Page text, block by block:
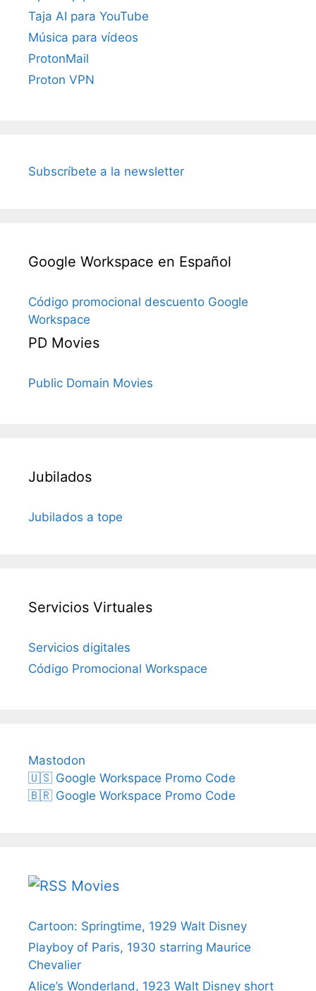
Taja AI para YouTube
Música para vídeos
ProtonMail
Proton VPN
Subscríbete a la newsletter
Google Workspace en Español
Código promocional descuento Google
Workspace
PD Movies
Public Domain Movies
Jubilados
Jubilados a tope
Servicios Virtuales
Servicios digitales
Código Promocional Workspace
Mastodon
🇺🇸 Google Workspace Promo Code
🇧🇷 Google Workspace Promo Code
Movies
Cartoon: Springtime, 1929 Walt Disney
Playboy of Paris, 1930 starring Maurice
Chevalier
Alice’s Wonderland, 1923 Walt Disney short